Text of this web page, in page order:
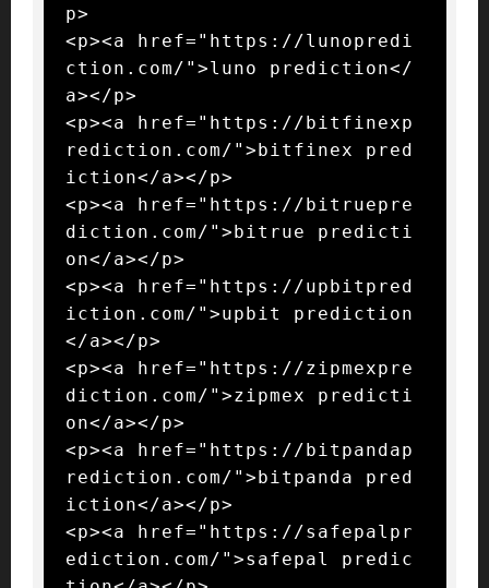
p>
<p><a href="https://lunopredi
ction.com/">luno prediction</
a></p>
<p><a href="https://bitfinexp
rediction.com/">bitfinex pred
iction</a></p>
<p><a href="https://bitruepre
diction.com/">bitrue predicti
on</a></p>
<p><a href="https://upbitpred
iction.com/">upbit prediction
</a></p>
<p><a href="https://zipmexpre
diction.com/">zipmex predicti
on</a></p>
<p><a href="https://bitpandap
rediction.com/">bitpanda pred
iction</a></p>
<p><a href="https://safepalpr
ediction.com/">safepal predic